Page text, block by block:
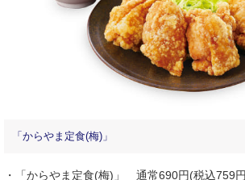
「からやま定食(梅)」
・「からやま定食(梅)」 通常690円(税込759